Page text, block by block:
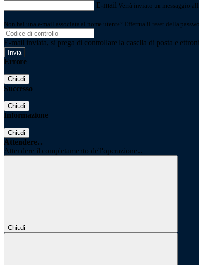
E-mail Verrà inviato un messaggio
Non hai una e-mail associata al nome utente? Effettua il reset della
E-mail inviata, si prega di controllare la casella di posta
Errore
Chiudi
Successo
Chiudi
Informazione
Chiudi
Attendere...
Attendere il completamento dell'operazione...
Chiudi